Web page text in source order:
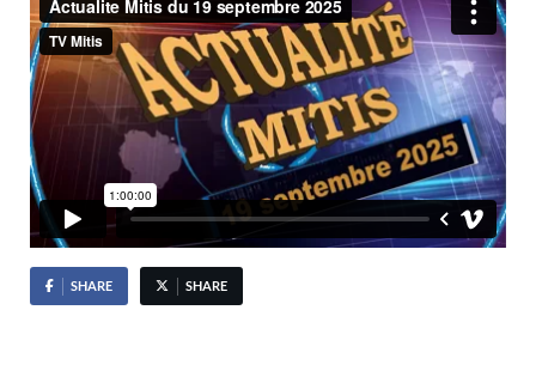
SHARE SHARE